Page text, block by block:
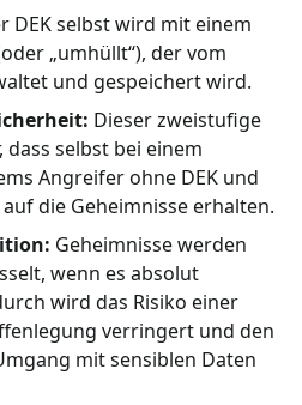
DEK selbst wird mit einem
„umhüllt“), der vom
und gespeichert wird.
Dieser zweistufige
dass selbst bei einem
Angreifer ohne DEK und
die Geheimnisse erhalten.
Geheimnisse werden
wenn es absolut
wird das Risiko einer
verringert und den
mit sensiblen Daten